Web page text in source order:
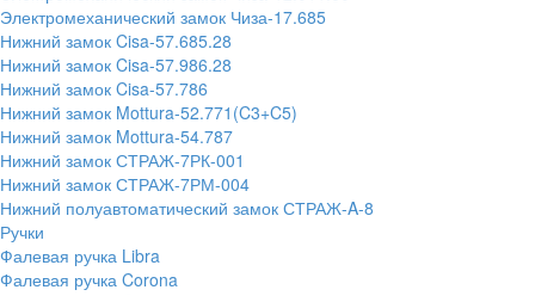
Электромеханический замок Чиза-17.685
Нижний замок Cisa-57.685.28
Нижний замок Cisa-57.986.28
Нижний замок Cisa-57.786
Нижний замок Mottura-52.771(C3+C5)
Нижний замок Mottura-54.787
Нижний замок СТРАЖ-7РК-001
Нижний замок СТРАЖ-7РМ-004
Нижний полуавтоматический замок СТРАЖ-A-8
Ручки
Фалевая ручка Libra
Фалевая ручка Corona